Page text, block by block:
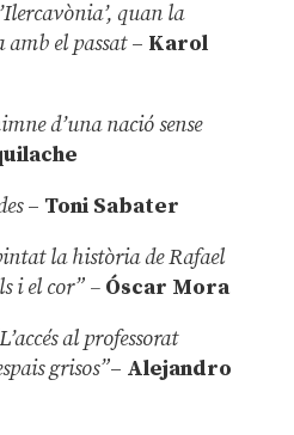
quan la
amb el passat– Karol
d’una nació sense
– Toni Sabater
la història de Rafael
i el cor” –Óscar Mora
al professorat
grisos”– Alejandro